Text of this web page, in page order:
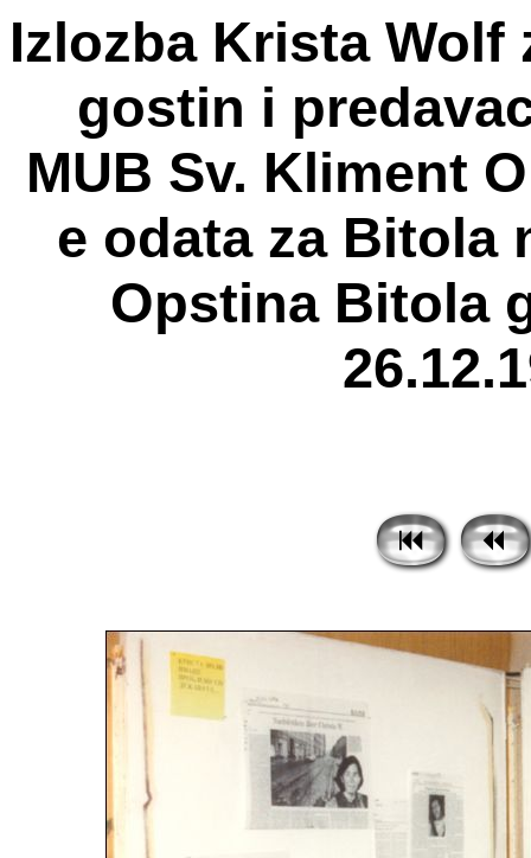
Izlozba Krista
gostin i
MUB Sv. Kliment
e odata za Bitola
Opstina Bitola